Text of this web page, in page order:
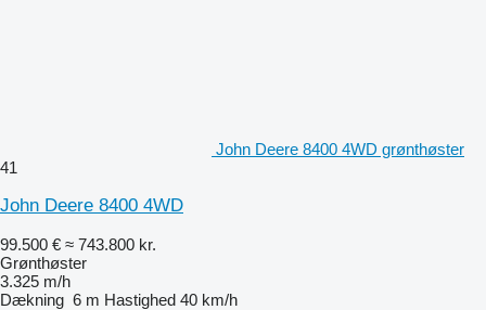
John Deere 8400 4WD grønthøster
41
John Deere 8400 4WD
99.500 € ≈ 743.800 kr.
Grønthøster
3.325 m/h
Dækning 6 m Hastighed 40 km/h